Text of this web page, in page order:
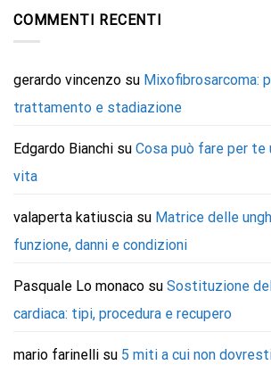
COMMENTI RECENTI
gerardo vincenzo su Mixofibrosarcoma:
trattamento e stadiazione
Edgardo Bianchi su Cosa può fare per te
vita
valaperta katiuscia su Matrice delle
funzione, danni e condizioni
Pasquale Lo monaco su Sostituzione
cardiaca: tipi, procedura e recupero
mario farinelli su 5 miti a cui non